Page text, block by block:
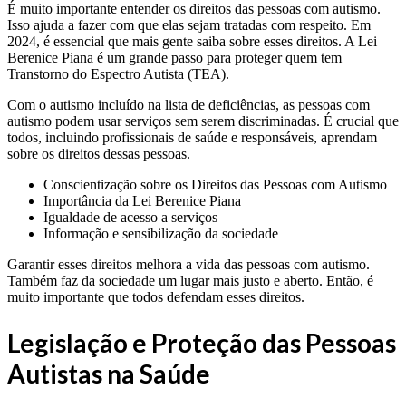
É muito importante entender os direitos das pessoas com autismo.
Isso ajuda a fazer com que elas sejam tratadas com respeito. Em
2024, é essencial que mais gente saiba sobre esses direitos. A Lei
Berenice Piana é um grande passo para proteger quem tem
Transtorno do Espectro Autista (TEA).
Com o autismo incluído na lista de deficiências, as pessoas com
autismo podem usar serviços sem serem discriminadas. É crucial que
todos, incluindo profissionais de saúde e responsáveis, aprendam
sobre os direitos dessas pessoas.
Conscientização sobre os Direitos das Pessoas com Autismo
Importância da Lei Berenice Piana
Igualdade de acesso a serviços
Informação e sensibilização da sociedade
Garantir esses direitos melhora a vida das pessoas com autismo.
Também faz da sociedade um lugar mais justo e aberto. Então, é
muito importante que todos defendam esses direitos.
Legislação e Proteção das Pessoas
Autistas na Saúde